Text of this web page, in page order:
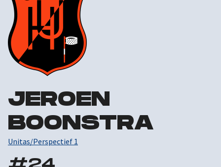
JEROEN
BOONSTRA
Unitas/Perspectief 1